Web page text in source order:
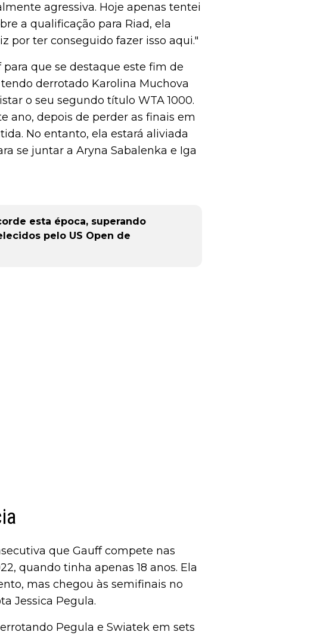
agressiva. Hoje apenas tentei
a qualificação para Riad, ela
por ter conseguido fazer isso aqui."
que se destaque este fim de
derrotado Karolina Muchova
o seu segundo título WTA 1000.
ano, depois de perder as finais em
No entanto, ela estará aliviada
se juntar a Aryna Sabalenka e Iga
esta época, superando
pelo US Open de
que Gauff compete nas
quando tinha apenas 18 anos. Ela
mas chegou às semifinais no
Jessica Pegula.
Pegula e Swiatek em sets